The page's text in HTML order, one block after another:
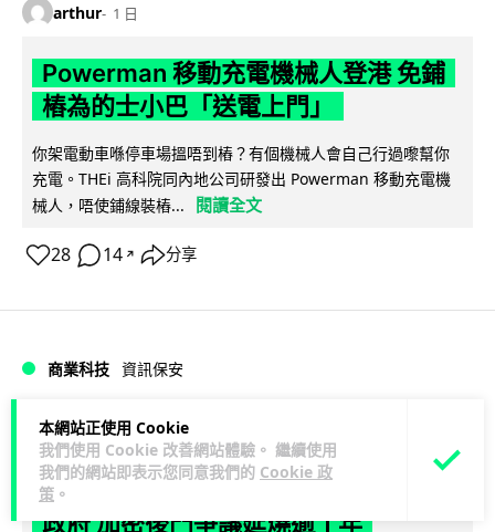
本網站正使用 Cookie
我們使用 Cookie 改善網站體驗。 繼續使用
我們的網站即表示您同意我們的 Cookie 政
策 。
arthur 1 日
Powerman 移動充電機械人登港 免鋪
樁為的士小巴「送電上門」
你架電動車喺停車場搵唔到樁？有個機械人會自己行過嚟幫你
充電。THEi 高科院同內地公司研發出 Powerman 移動充電機
械人，唔使鋪線裝樁...
閱讀全文
28 14 ↗ 分享
商業科技 資訊保安
Lawton 1 日
被命令製造「後門」 Apple 再控告英國
政府 加密後門爭議延燒逾 1 年